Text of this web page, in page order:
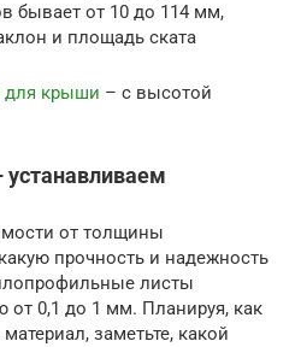
бывает от 10 до 114 мм,
и площадь ската
для крыши – с высотой
от толщины
прочность и надежность
листы
от 0,1 до 1 мм. Планируя, как
заметьте, какой